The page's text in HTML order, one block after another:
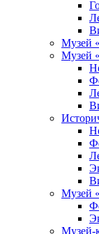
Музей
Музей
Музей
Музей-